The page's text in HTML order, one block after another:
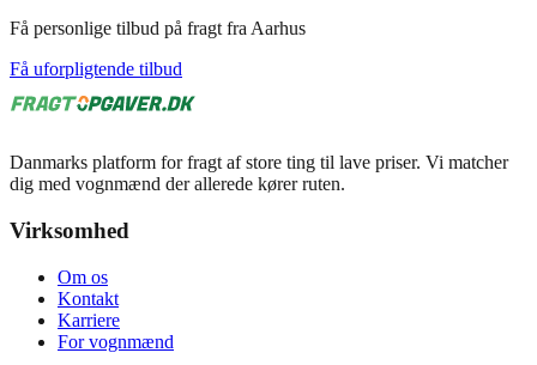
Få personlige tilbud på fragt fra Aarhus
Få uforpligtende tilbud
Danmarks platform for fragt af store ting til lave priser. Vi matcher
dig med vognmænd der allerede kører ruten.
Virksomhed
Om os
Kontakt
Karriere
For vognmænd